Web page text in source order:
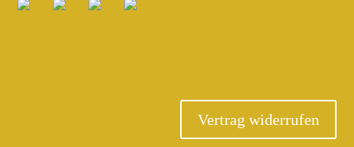
Vertrag widerrufen